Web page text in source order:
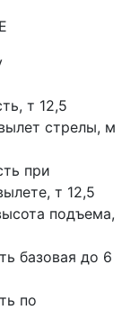
т 12,5
стрелы, м
при
т 12,5
подъема,
базовая до 6
по